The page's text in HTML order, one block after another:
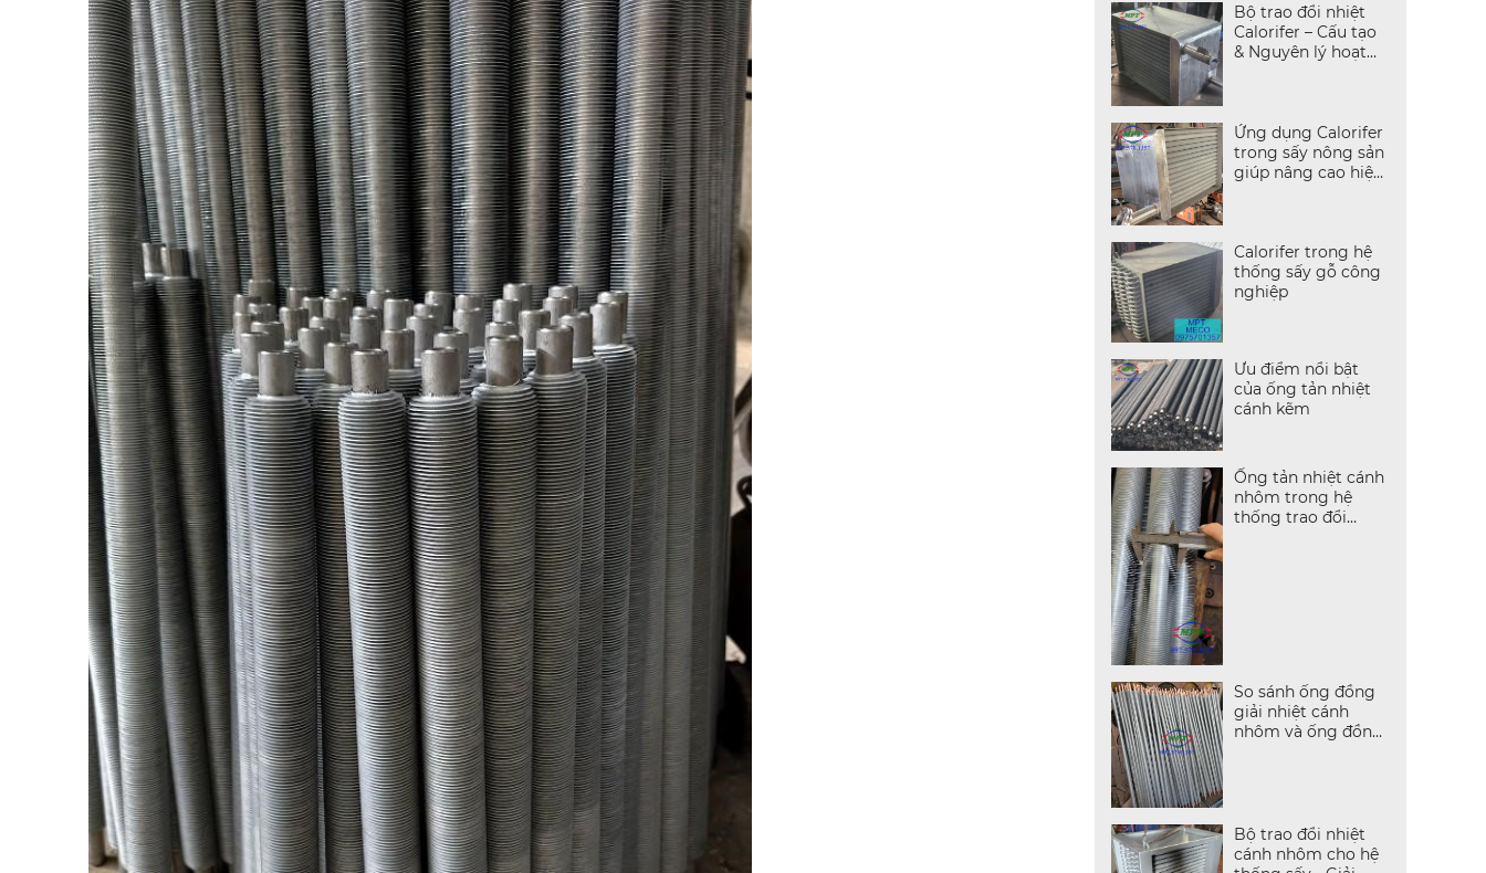
Bộ trao đổi nhiệt
Calorifer – Cấu tạo
& Nguyên lý hoạt
Ứng dụng Calorifer
trong sấy nông sản
giúp nâng cao hiệu
Calorifer trong hệ
thống sấy gỗ công
nghiệp
Ưu điểm nổi bật
của ống tản nhiệt
cánh kẽm
Ống tản nhiệt cánh
nhôm trong hệ
thống trao đổi
So sánh ống đồng
giải nhiệt cánh
nhôm và ống đồng
Bộ trao đổi nhiệt
cánh nhôm cho hệ